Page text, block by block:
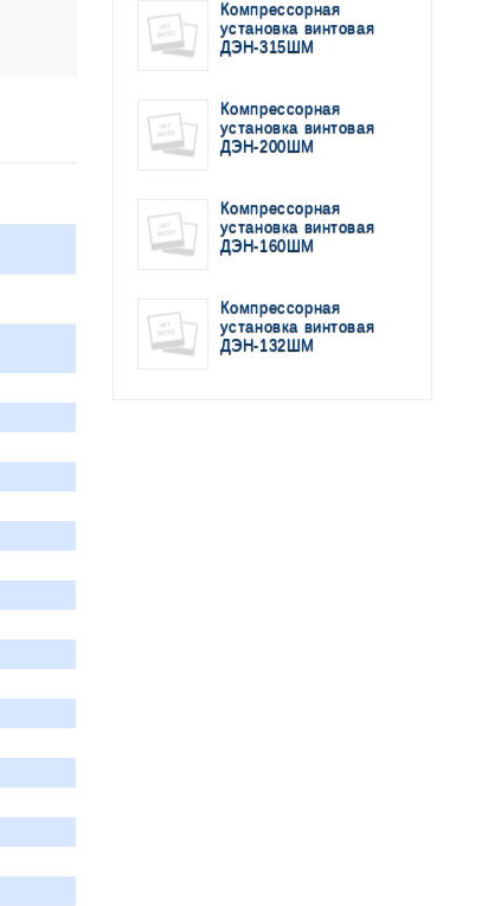
Компрессорная
установка винтовая
ДЭН-315ШМ
Компрессорная
установка винтовая
ДЭН-200ШМ
Компрессорная
установка винтовая
ДЭН-160ШМ
Компрессорная
установка винтовая
ДЭН-132ШМ